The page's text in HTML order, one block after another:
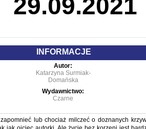
29.09.2021
INFORMACJE
Autor:
Katarzyna Surmiak-
Domańska
Wydawnictwo:
Czarne
lub chociaż milczeć o doznanych